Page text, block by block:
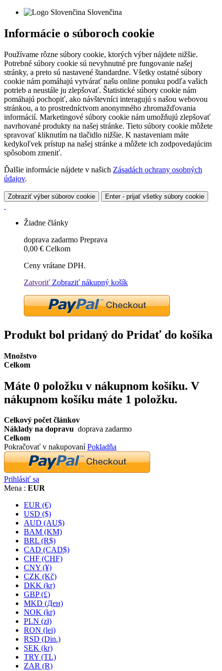
Slovenčina
Informácie o súboroch cookie
Používame rôzne súbory cookie, ktorých výber nájdete nižšie.
Potrebné súbory cookie sú nevyhnutné pre fungovanie našej
stránky, a preto sú nastavené štandardne. Všetky ostatné súbory
cookie nám pomáhajú vytvárať našu online ponuku podľa vašich
potrieb a neustále ju zlepšovať. Štatistické súbory cookie nám
pomáhajú pochopiť, ako návštevníci interagujú s našou webovou
stránkou, a to prostredníctvom anonymného zhromažďovania
informácií. Marketingové súbory cookie nám umožňujú zlepšovať
navrhované produkty na našej stránke. Tieto súbory cookie môžete
spravovať kliknutím na tlačidlo nižšie. K nastaveniam máte
kedykoľvek prístup na našej stránke a môžete ich zodpovedajúcim
spôsobom zmeniť.
Ďalšie informácie nájdete v našich Zásadách ochrany osobných
údajov.
Zobraziť výber súborov cookie Enter - prijať všetky súbory cookie
Žiadne články
doprava zadarmo Preprava
0,00 € Celkom
Ceny vrátane DPH.
Zatvoriť Zobraziť nákupný košík
Produkt bol pridaný do Pridať do košíka
Množstvo
Celkom
Máte 0 položku v nákupnom košíku. V
nákupnom košíku máte 1 položku.
Celkový počet článkov
Náklady na dopravu doprava zadarmo
Celkom
Pokračovať v nakupovaníPokladňa
Prihlásiť sa
Mena : EUR
EUR (€)
USD ($)
AUD (AU$)
BAM (KM)
BRL (R$)
CAD (CAD$)
CHF (CHF)
CNY (¥)
CZK (Kč)
DKK (kr)
GBP (£)
MKD (Ден)
NOK (kr)
PLN (zł)
RON (lei)
RSD (Din.)
SEK (kr)
TRY (TL)
ZAR (R)